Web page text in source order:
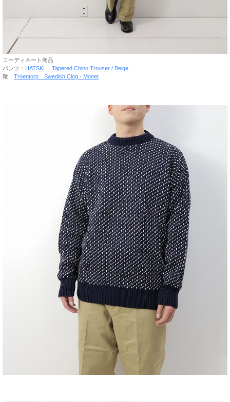
コーディネート商品
パンツ： HATSKI Tapered Chino Trouser / Beige
靴： Troentorp Swedish Clog - Monet